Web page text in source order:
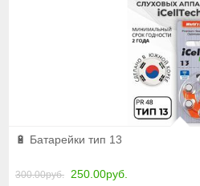
🔋 Батарейки тип 13
300.00руб. 250.00руб.